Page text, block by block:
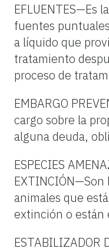
EFLUENTES—Es
fuentes
a líquido que
tratamiento
proceso de
EMBARGO
cargo sobre la
alguna deuda,
ESPECIES
EXTINCIÓN—Son
animales que
extinción o están
ESTABILIZADOR